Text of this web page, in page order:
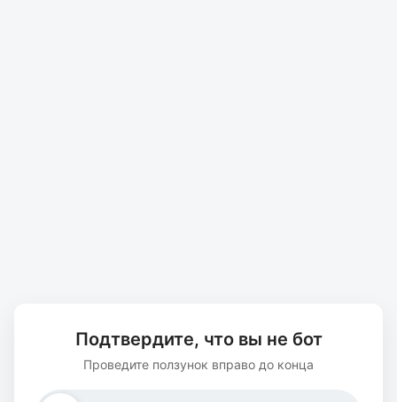
Подтвердите, что вы не бот
Проведите ползунок вправо до конца